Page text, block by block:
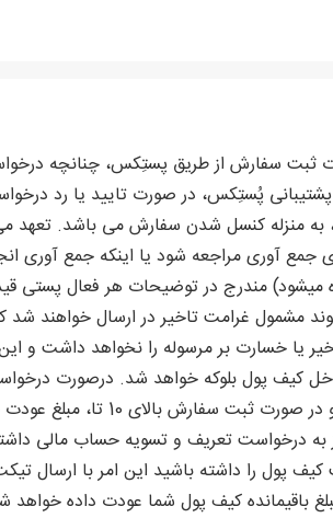
ثبت سفارش از طریق پستِکس، چنانچه
پُستِکس، در صورت تایید یا رد
به منزله کنسل شدن سفارش می باشد. تعهد
جمع آوری مراجعه شود یا اینکه جمع
مشمول غرامت تاخیر در ارسال خواهند
باشد مبلغ عودت و
به درخواست تعریف و تسویه حساب مالی
باقیمانده کیف پول شما عودت داده خواهد